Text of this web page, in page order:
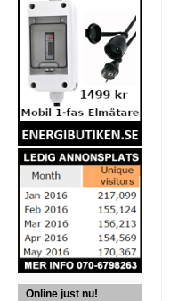
Online just nu!